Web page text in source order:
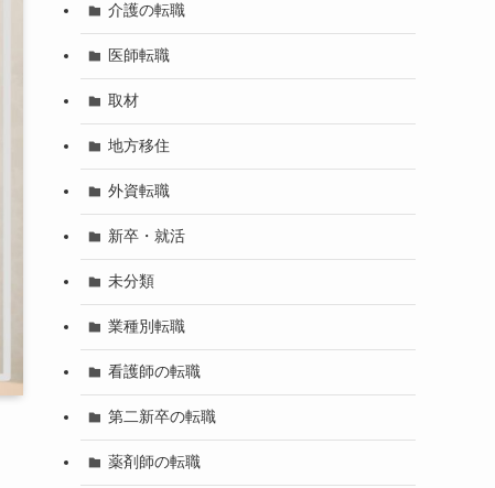
介護の転職
医師転職
取材
地方移住
外資転職
新卒・就活
未分類
業種別転職
看護師の転職
第二新卒の転職
薬剤師の転職